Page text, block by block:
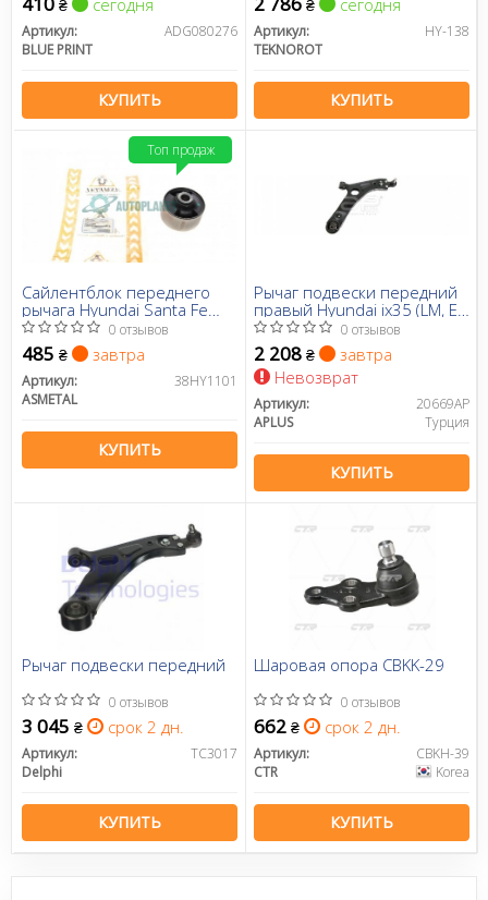
₴
Артикул:
ADG080276
BLUE PRINT
КУПИТЬ
₴
Артикул:
HY-138
TEKNOROT
КУПИТЬ
Сайлентблок переднего
рычага Hyundai Santa Fe
III/Kia Sorento II 12- (перед.)
0 отзывов
485 ₴ завтра
Артикул:
38HY1101
ASMETAL
КУПИТЬ
Топ продаж
Рычаг подвески передний
правый Hyundai ix35 (LM, EL,
ELH) (09-) (20669AP)
APPLUS
0 отзывов
2 208 ₴
завтра
Невозврат
Артикул:
20669AP
APLUS
Турция
КУПИТЬ
Рычаг подвески передний
0 отзывов
3 045 ₴ срок 2 дн.
Артикул:
TC3017
Delphi
КУПИТЬ
Шаровая опора CBKK-29
0 отзывов
662 ₴ срок 2 дн.
Артикул:
CBKH-39
CTR
Korea
КУПИТЬ